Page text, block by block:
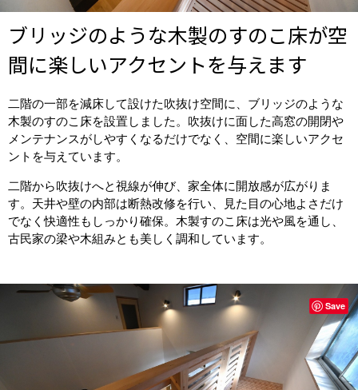
ブリッジのような木製のすのこ床が空
間に楽しいアクセントを与えます
二階の一部を減床して設けた吹抜け空間に、ブリッジのような
木製のすのこ床を設置しました。吹抜けに面した高窓の開閉や
メンテナンスがしやすくなるだけでなく、空間に楽しいアクセ
ントを与えています。
二階から吹抜けへと視線が伸び、家全体に開放感が広がりま
す。天井や壁の内部は断熱改修を行い、見た目の心地よさだけ
でなく快適性もしっかり確保。木製すのこ床は光や風を通し、
古民家の梁や木組みとも美しく調和しています。
Save